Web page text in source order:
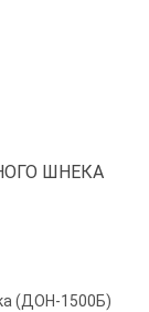
ШНЕКА
(ДОН-1500Б)